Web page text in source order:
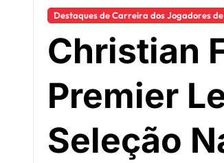
Destaques de Carreira dos Jogadores
Christian
Premier
Seleção